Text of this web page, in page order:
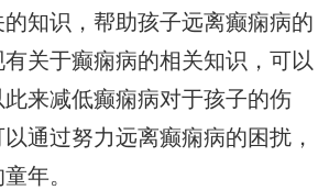
知识，帮助孩子远离癫痫病的
关于癫痫病的相关知识，可以
来减低癫痫病对于孩子的伤
通过努力远离癫痫病的困扰，
年。